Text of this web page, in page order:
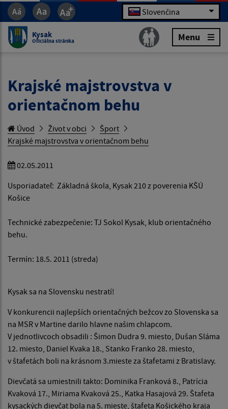
Slovenčina
Kysak
Oficiálna stránka Menu
Krajské majstrovstva v
orientačnom behu
Úvod Život v obci
Šport
Krajské majstrovstva v orientačnom behu
02.05.2011
Usporiadateľ: Základná škola, Kysak 210 z poverenia KŠÚ
Košice
Technické zabezpečenie: TJ Sokol Kysak, klub orientačného
behu.
Termín: 18.5. 2011 (streda)
Kysak sa na Slovensku nestratí!
V konkurencii najlepších orientačných bežcov zo Slovenska sa
na MSR v Martine darilo hlavne našim chlapcom.
V jednotlivcoch obsadili : Šimon Dudra 9. miesto, Dušan Sláma
12. miesto, Daniel Kvaka 18., Stanko Franko 28. miesto,
v štafetách boli na krásnom 3.mieste za štafetami z Bratislavy.
Dievčatá sa umiestnili takto: Dominika Franková 8., Patrícia
Kvaková 17., Miriama Kvaková 25., Katka Hasajová 29. Štafeta
kysackých dievčat bola na 5. mieste, štafeta Košického kraja